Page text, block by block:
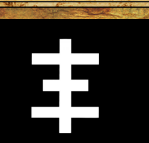
to navigation